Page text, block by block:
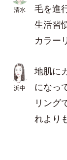
清水
毛を進
生活習
カラー
浜中
地肌に
になっ
リング
れより